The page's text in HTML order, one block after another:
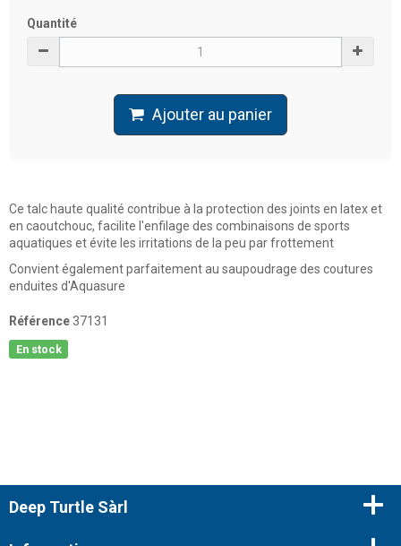
Quantité
Ajouter au panier
Ce talc haute qualité contribue à la protection des joints en latex et
en caoutchouc, facilite l'enfilage des combinaisons de sports
aquatiques et évite les irritations de la peu par frottement
Convient également parfaitement au saupoudrage des coutures
enduites d'Aquasure
Référence 37131
En stock
Deep Turtle Sàrl